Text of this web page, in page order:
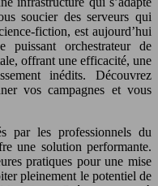
soucier des serveurs qui
fiction, est aujourd’hui
puissant orchestrateur de
offrant une efficacité, une
inédits. Découvrez
vos campagnes et vous
par les professionnels du
une solution performante.
pratiques pour une mise
pleinement le potentiel de